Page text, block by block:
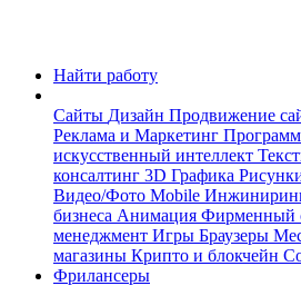
Найти работу
Сайты Дизайн Продвижение
Реклама и Маркетинг
искусственный интеллект
консалтинг 3D Графика
Видео/Фото Mobile
бизнеса Анимация Фирменный
менеджмент Игры Браузеры
магазины Крипто и блокчейн
Фрилансеры